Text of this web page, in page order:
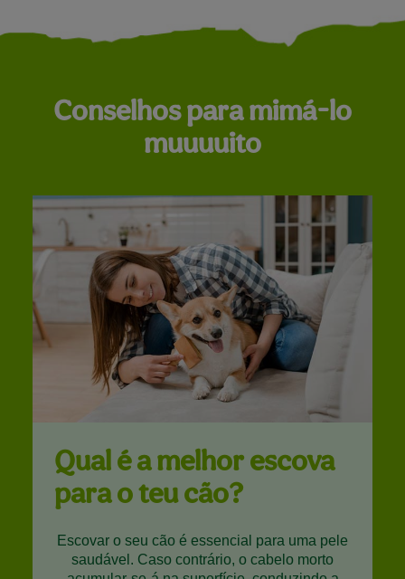
Conselhos para mimá-lo
muuuuito
Qual é a melhor escova
para o teu cão?
Escovar o seu cão é essencial para uma pele
saudável. Caso contrário, o cabelo morto